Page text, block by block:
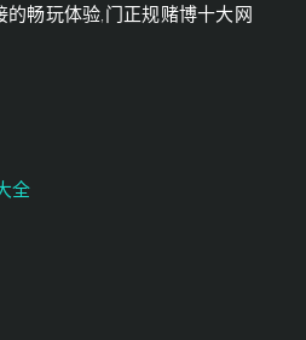
畅玩体验,门正规赌博十大网
全